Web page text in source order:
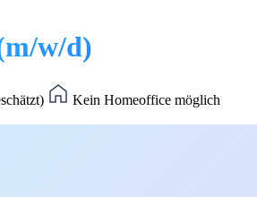
w/d)
Kein Homeoffice möglich